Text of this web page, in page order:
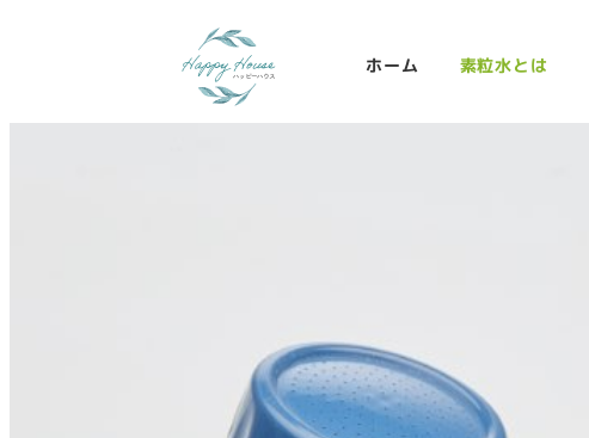
ホーム 素粒水とは